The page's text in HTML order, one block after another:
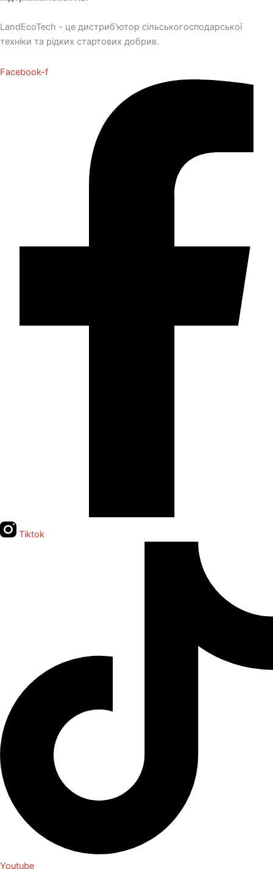
LandEcoTech - це дистриб'ютор сільськогосподарської
техніки та рідких стартових добрив.
Facebook-f
Tiktok
Youtube